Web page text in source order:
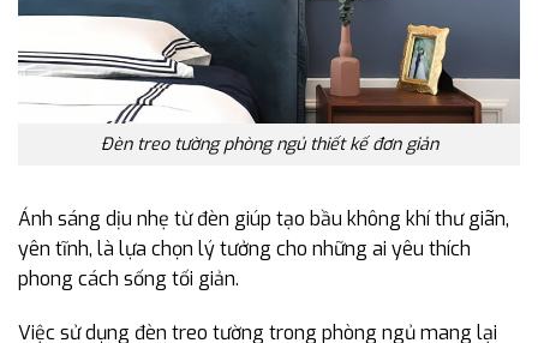
Đèn treo tường phòng ngủ thiết kế đơn giản
Ánh sáng dịu nhẹ từ đèn giúp tạo bầu không khí thư giãn,
yên tĩnh, là lựa chọn lý tưởng cho những ai yêu thích
phong cách sống tối giản.
Việc sử dụng đèn treo tường trong phòng ngủ mang lại